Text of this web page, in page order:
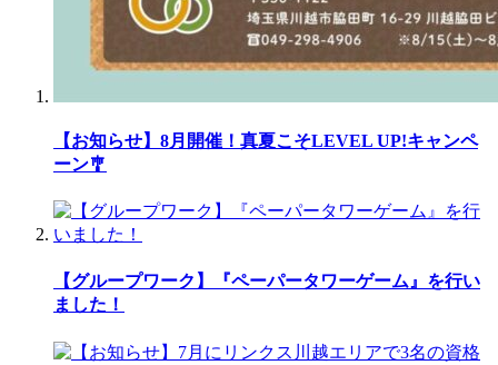
【お知らせ】8月開催！真夏こそLEVEL UP!キャンペ
ーン🎐
【グループワーク】『ペーパータワーゲーム』を行い
ました！